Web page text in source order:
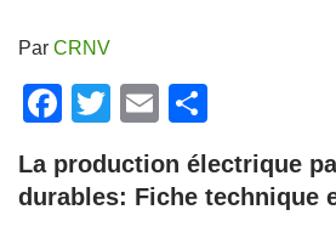
Par CRNV
F
c
e
T
tt
er
E
ail ta
g
La production électrique
durables: Fiche technique